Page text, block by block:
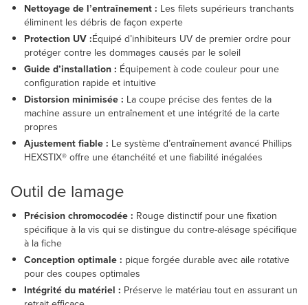
Nettoyage de l’entraînement : Les filets supérieurs tranchants
éliminent les débris de façon experte
Protection UV :Équipé d’inhibiteurs UV de premier ordre pour
protéger contre les dommages causés par le soleil
Guide d’installation : Équipement à code couleur pour une
configuration rapide et intuitive
Distorsion minimisée : La coupe précise des fentes de la
machine assure un entraînement et une intégrité de la carte
propres
Ajustement fiable : Le système d’entraînement avancé Phillips
HEXSTIX® offre une étanchéité et une fiabilité inégalées
Outil de lamage
Précision chromocodée : Rouge distinctif pour une fixation
spécifique à la vis qui se distingue du contre-alésage spécifique
à la fiche
Conception optimale : pique forgée durable avec aile rotative
pour des coupes optimales
Intégrité du matériel : Préserve le matériau tout en assurant un